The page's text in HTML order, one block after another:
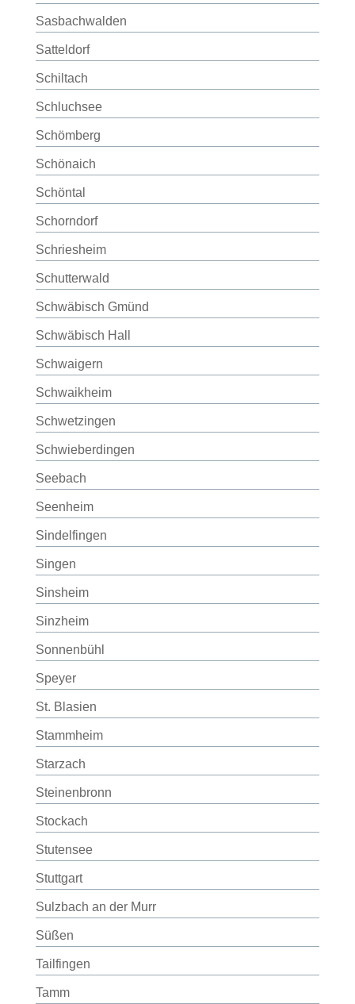
Sasbachwalden
Satteldorf
Schiltach
Schluchsee
Schömberg
Schönaich
Schöntal
Schorndorf
Schriesheim
Schutterwald
Schwäbisch Gmünd
Schwäbisch Hall
Schwaigern
Schwaikheim
Schwetzingen
Schwieberdingen
Seebach
Seenheim
Sindelfingen
Singen
Sinsheim
Sinzheim
Sonnenbühl
Speyer
St. Blasien
Stammheim
Starzach
Steinenbronn
Stockach
Stutensee
Stuttgart
Sulzbach an der Murr
Süßen
Tailfingen
Tamm